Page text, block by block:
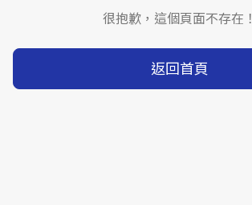
很抱歉，這個頁面不存在！
返回首頁